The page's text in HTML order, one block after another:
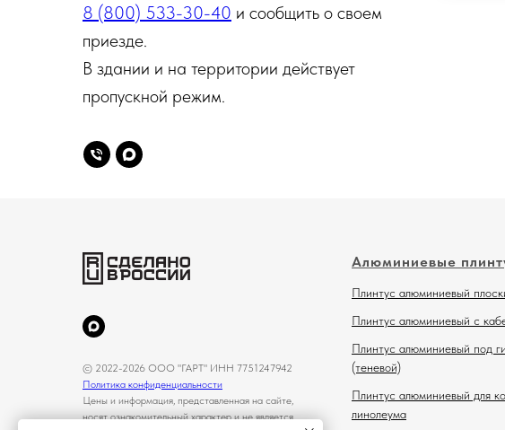
8 (800) 533-30-40 и сообщить о своем
приезде.
В здании и на территории действует
пропускной режим.
© 2022-2026 ООО "ГАРТ" ИНН 7751247942
Политика конфиденциальности
Цены и информация, представленная на сайте,
носят ознакомительный характер и не является
Алюминиевые
Плинтус алюминиевый
Плинтус алюминиевый с
Плинтус алюминиевый под
(теневой)
Плинтус алюминиевый для
линолеума